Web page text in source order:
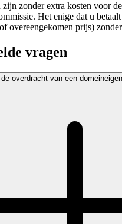
zijn zonder extra kosten voor
Het enige dat u
overeengekomen prijs)
vragen
de overdracht van een